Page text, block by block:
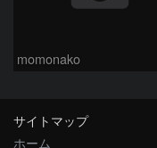
momonako
サイトマップ
ホーム